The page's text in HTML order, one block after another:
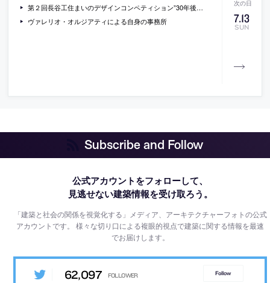
7.13
SUN
第２回長谷工住まいのデザインコンペティション”30年後の集合住宅”
ヴァレリオ・オルジアティによる自身の事務所
Subscribe and Follow
公式アカウントをフォローして、
見逃せない建築情報を受け取ろう。
「建築と社会の関係を視覚化する」メディア、アーキテクチャーフォトの公式
アカウントです。様々な切り口による複眼的視点で建築に関する情報を最速
でお届けします。
62,097 Follow